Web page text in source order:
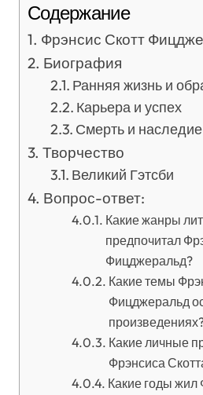
Содержание
Фрэнсис Скотт
Биография
Ранняя жизнь и
Карьера и успех
Смерть и наследие
Творчество
Великий Гэтсби
Вопрос-ответ:
Какие жанры
предпочитал
Фицджеральд?
Какие темы
Фицджеральд
Какие личные
Фрэнсиса
Какие годы жил